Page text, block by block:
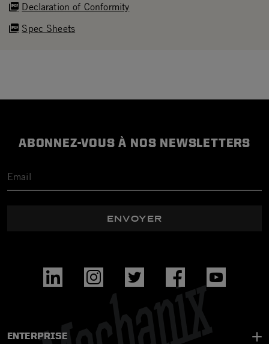
Declaration of Conformity
Spec Sheets
ABONNEZ-VOUS À NOS NEWSLETTERS
ENVOYER
ENTERPRISE